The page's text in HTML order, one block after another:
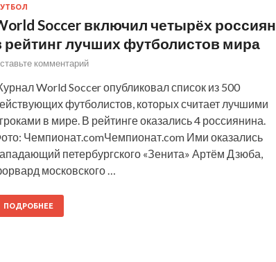
Soccer включил четырёх россиян
рейтинг лучших футболистов мира
комментарий
World Soccer опубликовал список из 500
футболистов, которых считает лучшими
в мире. В рейтинге оказались 4 россиянина.
Чемпионат.comЧемпионат.com Ими оказались
петербургского «Зенита» Артём Дзюба,
московского …
ПОДРОБНЕЕ